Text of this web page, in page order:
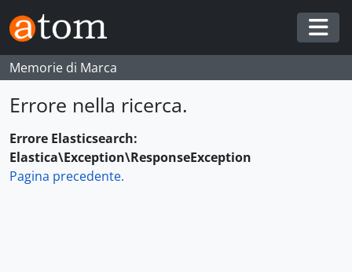
Skip to main content
Memorie di Marca
Errore nella ricerca.
Errore Elasticsearch:
Elastica\Exception\ResponseException
Pagina precedente.